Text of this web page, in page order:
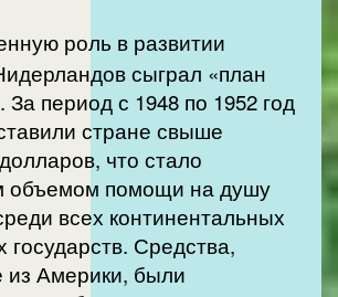
роль в развитии
сыграл «план
период с 1948 по 1952 год
стране свыше
что стало
объемом помощи на душу
всех континентальных
государств. Средства,
из Америки, были